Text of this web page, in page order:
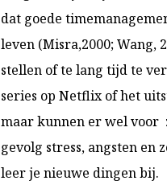
dat goede
leven (Misra,2000; Wang,
stellen of te lang tijd te
series op Netflix of het
maar kunnen er wel voor
gevolg stress, angsten
leer je nieuwe dingen bij.